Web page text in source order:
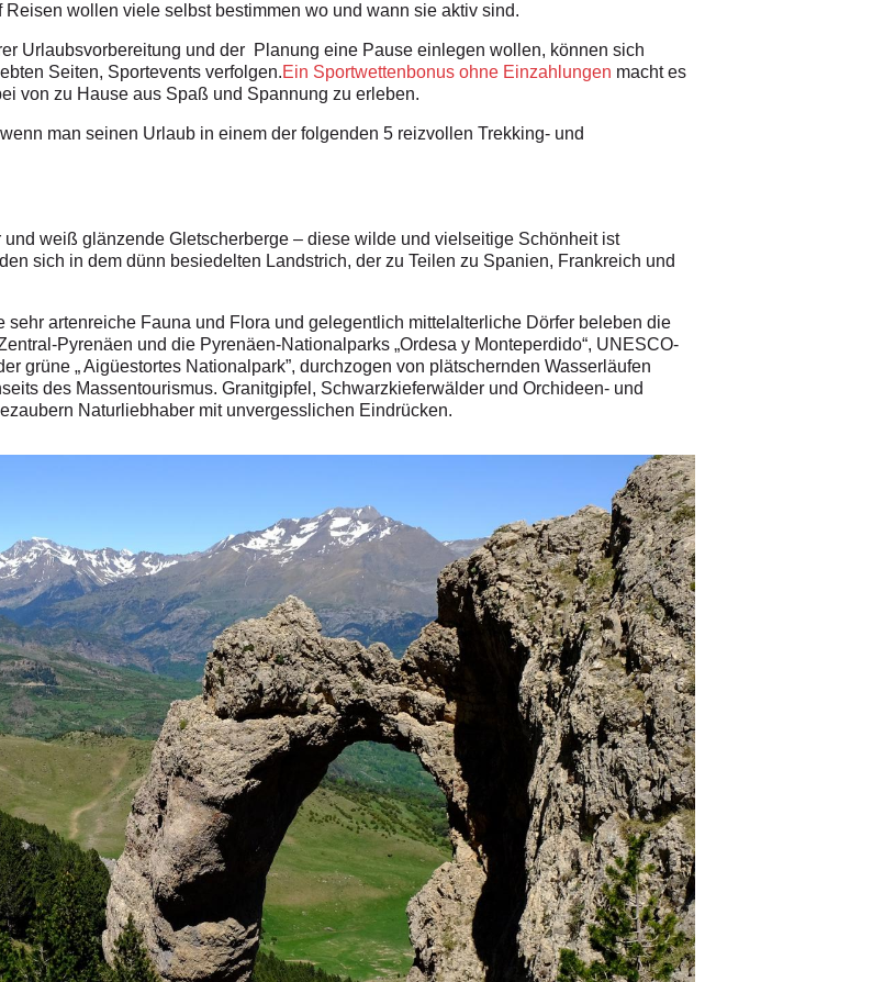
wollen viele selbst bestimmen wo und wann sie aktiv sind.
Urlaubsvorbereitung und der Planung eine Pause einlegen wollen, können sich
Seiten, Sportevents verfolgen.Ein Sportwettenbonus ohne Einzahlungen macht es
von zu Hause aus Spaß und Spannung zu erleben.
man seinen Urlaub in einem der folgenden 5 reizvollen Trekking- und
weiß glänzende Gletscherberge – diese wilde und vielseitige Schönheit ist
sich in dem dünn besiedelten Landstrich, der zu Teilen zu Spanien, Frankreich und
artenreiche Fauna und Flora und gelegentlich mittelalterliche Dörfer beleben die
Pyrenäen und die Pyrenäen-Nationalparks „Ordesa y Monteperdido“, UNESCO-
grüne „ Aigüestortes Nationalpark”, durchzogen von plätschernden Wasserläufen
des Massentourismus. Granitgipfel, Schwarzkieferwälder und Orchideen- und
Naturliebhaber mit unvergesslichen Eindrücken.